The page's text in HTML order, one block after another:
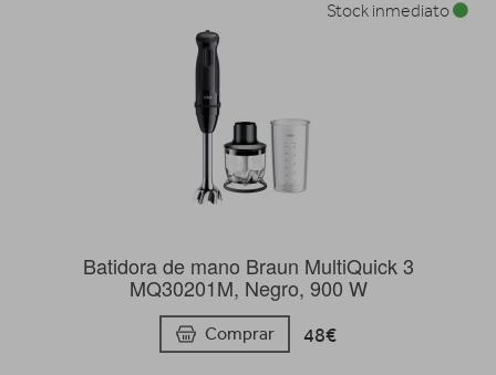
Batidora de mano Braun MultiQuick 3
MQ30201M, Negro, 900 W
Comprar 48€
Stock inmediato